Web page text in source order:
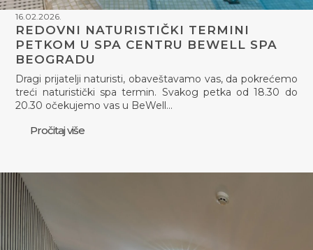
16.02.2026.
REDOVNI NATURISTIČKI TERMINI
PETKOM U SPA CENTRU BEWELL SPA
BEOGRADU
Dragi prijatelji naturisti, obaveštavamo vas, da pokrećemo
treći naturistički spa termin. Svakog petka od 18.30 do
20.30 očekujemo vas u BeWell…
Pročitaj više